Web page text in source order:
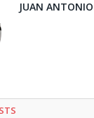
JUAN